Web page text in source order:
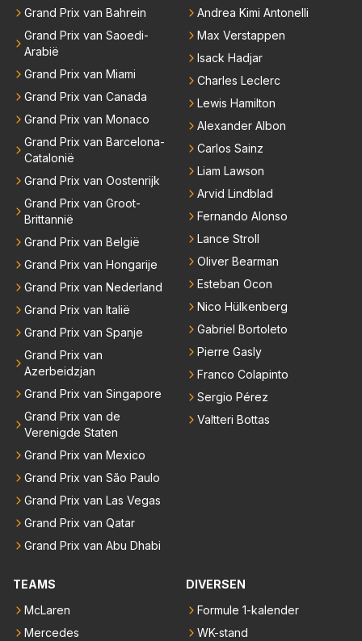
eft daar enorm veel lol aan.
Grand Prix van Bahrein
Grand Prix van Saoedi-
Arabië
Grand Prix van Miami
Grand Prix van Canada
Grand Prix van Monaco
Grand Prix van Barcelona-
Catalonië
Grand Prix van Oostenrijk
Grand Prix van Groot-
Brittannië
Grand Prix van België
Grand Prix van Hongarije
Grand Prix van Nederland
Grand Prix van Italië
Grand Prix van Spanje
Grand Prix van
Azerbeidzjan
Grand Prix van Singapore
Grand Prix van de
Verenigde Staten
Grand Prix van Mexico
Grand Prix van São Paulo
Grand Prix van Las Vegas
Grand Prix van Qatar
Grand Prix van Abu Dhabi
Andrea Kimi Antonelli
Max Verstappen
Isack Hadjar
Charles Leclerc
Lewis Hamilton
Alexander Albon
Carlos Sainz
Liam Lawson
Arvid Lindblad
Fernando Alonso
Lance Stroll
Oliver Bearman
Esteban Ocon
Nico Hülkenberg
Gabriel Bortoleto
Pierre Gasly
Franco Colapinto
Sergio Pérez
Valtteri Bottas
TEAMS
McLaren
Mercedes
DIVERSEN
Formule 1-kalender
WK-stand